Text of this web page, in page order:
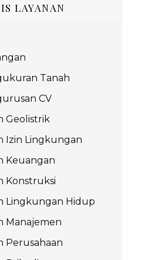
LAYANAN
Tanah
CV
Geolistrik
Izin Lingkungan
Keuangan
Konstruksi
Lingkungan Hidup
Manajemen
Perusahaan